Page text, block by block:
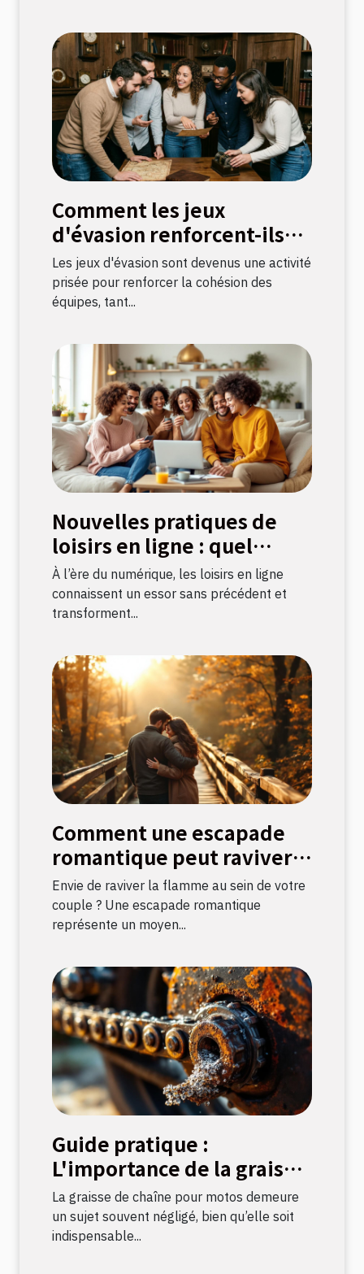
Comment les jeux
d'évasion renforcent-ils
les liens d'équipe ?
Les jeux d'évasion sont devenus une activité
prisée pour renforcer la cohésion des
équipes, tant...
Nouvelles pratiques de
loisirs en ligne : quel
impact sur la culture
française ?
À l’ère du numérique, les loisirs en ligne
connaissent un essor sans précédent et
transforment...
Comment une escapade
romantique peut raviver
la flamme amoureuse ?
Envie de raviver la flamme au sein de votre
couple ? Une escapade romantique
représente un moyen...
Guide pratique :
L'importance de la graisse
de chaîne pour motos
La graisse de chaîne pour motos demeure
un sujet souvent négligé, bien qu’elle soit
indispensable...